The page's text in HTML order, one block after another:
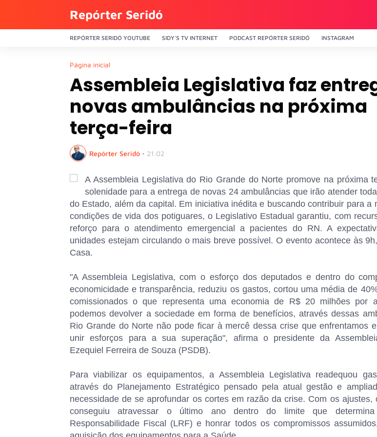
Repórter Seridó
REPÓRTER SERIDÓ YOUTUBE SIDY'S TV INTERNET PODCAST REPÓRTER SERIDÓ INSTAGRAM
Página inicial
Assembleia Legislativa faz
novas ambulâncias na próxima
terça-feira
Repórter Seridó • 21:02
A Assembleia Legislativa do Rio Grande do Norte promove na próxima
solenidade para a entrega de novas 24 ambulâncias que irão atender
do Estado, além da capital. Em iniciativa inédita e buscando contribuir para a
condições de vida dos potiguares, o Legislativo Estadual garantiu, com
reforço para o atendimento emergencial a pacientes do RN. A
unidades estejam circulando o mais breve possível. O evento acontece às
Casa.
"A Assembleia Legislativa, com o esforço dos deputados e dentro do
economicidade e transparência, reduziu os gastos, cortou uma média de
comissionados o que representa uma economia de R$ 20 milhões por
podemos devolver a sociedade em forma de benefícios, através dessas
Rio Grande do Norte não pode ficar à mercê dessa crise que enfrentamos
unir esforços para a sua superação", afirma o presidente da
Ezequiel Ferreira de Souza (PSDB).
Para viabilizar os equipamentos, a Assembleia Legislativa readequou
através do Planejamento Estratégico pensado pela atual gestão e
necessidade de se aprofundar os cortes em razão da crise. Com os ajustes,
conseguiu atravessar o último ano dentro do limite que
Responsabilidade Fiscal (LRF) e honrar todos os compromissos